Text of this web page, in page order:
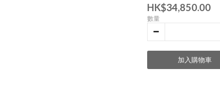
HK$34,850.00
數量
加入購物車